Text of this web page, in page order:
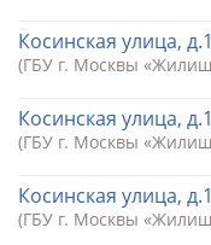
Косинская улица,
(ГБУ г. Москвы
Косинская улица,
(ГБУ г. Москвы
Косинская улица,
(ГБУ г. Москвы